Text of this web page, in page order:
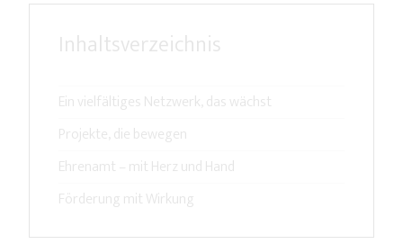
Inhaltsverzeichnis
Ein vielfältiges Netzwerk, das wächst
Projekte, die bewegen
Ehrenamt – mit Herz und Hand
Förderung mit Wirkung